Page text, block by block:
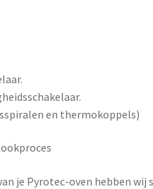
en thermokoppels)
je Pyrotec-oven hebben wij